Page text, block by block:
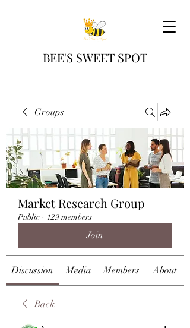
BEE'S SWEET SPOT
Groups
Market Research Group
Public · 129 members
Join
Discussion Media Members About
Back